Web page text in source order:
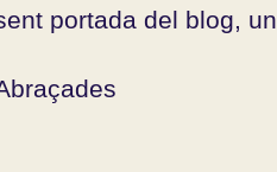
portada del blog,